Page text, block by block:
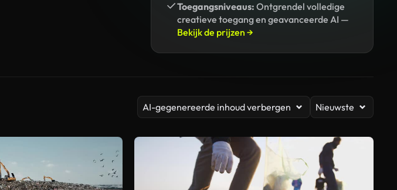
Toegangsniveaus: Ontgrendel volledige
creatieve toegang en geavanceerde AI —
Bekijk de prijzen →
AI-gegenereerde inhoud verbergen Nieuwste